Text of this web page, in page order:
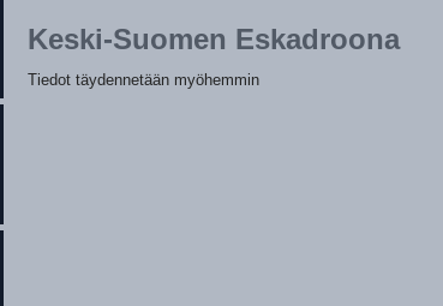
Keski-Suomen Eskadroona
Tiedot täydennetään myöhemmin